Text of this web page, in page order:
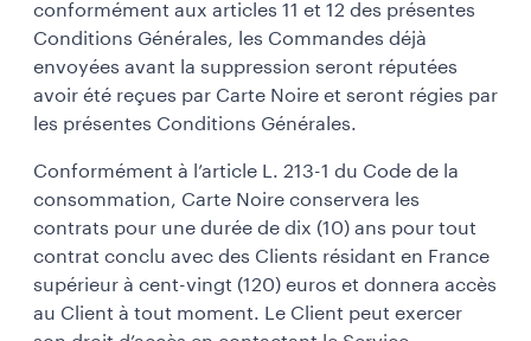
conformément aux articles 11 et 12 des présentes
Conditions Générales, les Commandes déjà
envoyées avant la suppression seront réputées
avoir été reçues par Carte Noire et seront régies par
les présentes Conditions Générales.
Conformément à l’article L. 213-1 du Code de la
consommation, Carte Noire conservera les
contrats pour une durée de dix (10) ans pour tout
contrat conclu avec des Clients résidant en France
supérieur à cent-vingt (120) euros et donnera accès
au Client à tout moment. Le Client peut exercer